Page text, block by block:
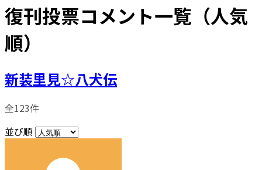
復刊投票コメント一覧（人気
順）
新装里見☆八犬伝
全123件
並び順